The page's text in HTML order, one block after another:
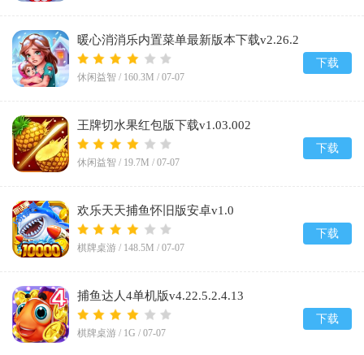
暖心消消乐内置菜单最新版本下载v2.26.2
休闲益智 / 160.3M / 07-07
下载
王牌切水果红包版下载v1.03.002
休闲益智 / 19.7M / 07-07
下载
欢乐天天捕鱼怀旧版安卓v1.0
棋牌桌游 / 148.5M / 07-07
下载
捕鱼达人4单机版v4.22.5.2.4.13
棋牌桌游 / 1G / 07-07
下载